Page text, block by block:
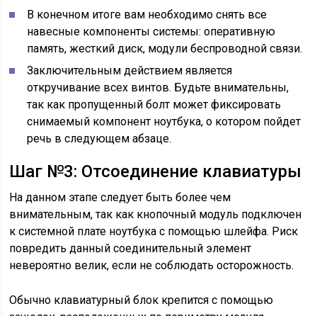
В конечном итоге вам необходимо снять все
навесные компоненты системы: оперативную
память, жесткий диск, модули беспроводной связи.
Заключительным действием является
откручивание всех винтов. Будьте внимательны,
так как пропущенный болт может фиксировать
снимаемый компонент ноутбука, о котором пойдет
речь в следующем абзаце.
Шаг №3: Отсоединение клавиатуры
На данном этапе следует быть более чем
внимательным, так как кнопочный модуль подключен
к системной плате ноутбука с помощью шлейфа. Риск
повредить данный соединительный элемент
невероятно велик, если не соблюдать осторожность.
Обычно клавиатурный блок крепится с помощью